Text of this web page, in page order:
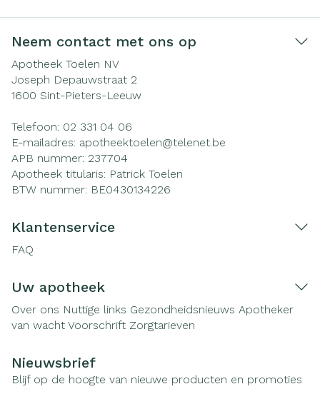
Neem contact met ons op
Apotheek Toelen NV
Joseph Depauwstraat 2
1600 Sint-Pieters-Leeuw
Telefoon: 02 331 04 06
E-mailadres: apotheektoelen@telenet.be
APB nummer: 237704
Apotheek titularis: Patrick Toelen
BTW nummer: BE0430134226
Klantenservice
FAQ
Uw apotheek
Over ons Nuttige links Gezondheidsnieuws Apotheker
van wacht Voorschrift Zorgtarieven
Nieuwsbrief
Blijf op de hoogte van nieuwe producten en promoties